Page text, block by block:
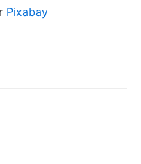
Pixabay